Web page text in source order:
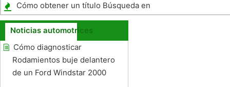
Cómo obtener un título Búsqueda en
Carolina del Sur
Noticias automotrices
Cómo diagnosticar
Rodamientos buje delantero
de un Ford Windstar 2000